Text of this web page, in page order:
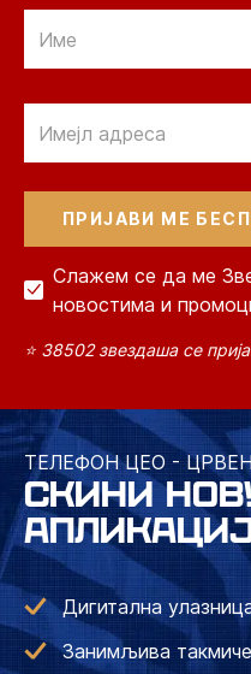
Слажем се да ме
новостима и
⭐ 38502 звездаша се
ТЕЛЕФОН ЦЕО -
СКИНИ
Дигитална
Занимљива